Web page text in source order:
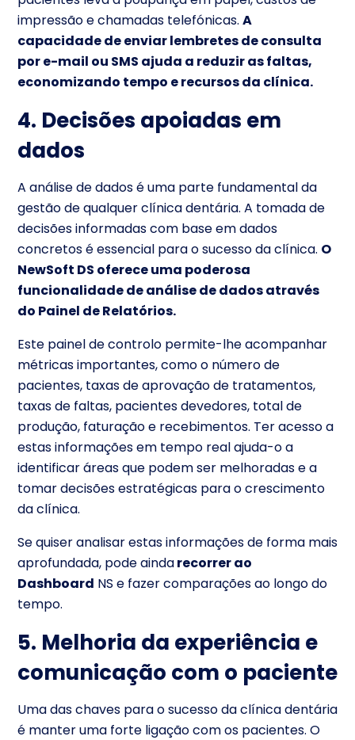
impressão e chamadas telefónicas. A
capacidade de enviar lembretes de consulta
por e-mail ou SMS ajuda a reduzir as faltas,
economizando tempo e recursos da clínica.
4. Decisões apoiadas em
dados
A análise de dados é uma parte fundamental da
gestão de qualquer clínica dentária. A tomada de
decisões informadas com base em dados
concretos é essencial para o sucesso da clínica. O
NewSoft DS oferece uma poderosa
funcionalidade de análise de dados através
do Painel de Relatórios.
Este painel de controlo permite-lhe acompanhar
métricas importantes, como o número de
pacientes, taxas de aprovação de tratamentos,
taxas de faltas, pacientes devedores, total de
produção, faturação e recebimentos. Ter acesso a
estas informações em tempo real ajuda-o a
identificar áreas que podem ser melhoradas e a
tomar decisões estratégicas para o crescimento
da clínica.
Se quiser analisar estas informações de forma mais
aprofundada, pode aindarecorrer ao
Dashboard NS e fazer comparações ao longo do
tempo.
5. Melhoria da experiência e
comunicação com o paciente
Uma das chaves para o sucesso da clínica dentária
é manter uma forte ligação com os pacientes. O